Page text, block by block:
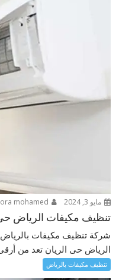
مايو 3, 2024
تنظيف مكيفات الرياض حى الريان
شركة تنظيف مكيفات
الرياض حى الريان تعد من
تنظيف مكيفات بالرياض